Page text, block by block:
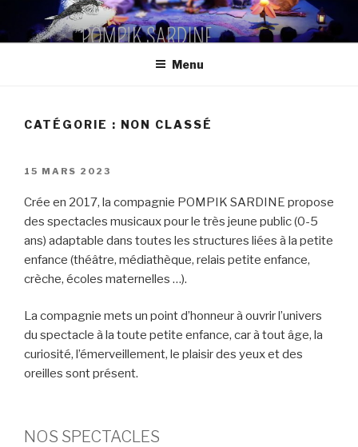
au
contenu
Menu
CATÉGORIE : NON CLASSÉ
PUBLIÉ
15 MARS 2023
Crée en 2017, la compagnie POMPIK SARDINE propose
des spectacles musicaux pour le très jeune public (0-5
ans) adaptable dans toutes les structures liées à la petite
enfance (théâtre, médiathèque, relais petite enfance,
crèche, écoles maternelles …).
La compagnie mets un point d’honneur à ouvrir l’univers
du spectacle à la toute petite enfance, car à tout âge, la
curiosité, l’émerveillement, le plaisir des yeux et des
oreilles sont présent.
NOS SPECTACLES